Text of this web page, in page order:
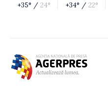
+35° / 24° +34° / 22°